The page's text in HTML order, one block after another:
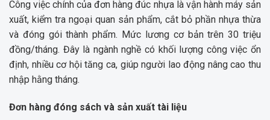
Công việc chính của đơn hàng đúc nhựa là vận hành máy sản
xuất, kiểm tra ngoại quan sản phẩm, cắt bỏ phần nhựa thừa
và đóng gói thành phẩm. Mức lương cơ bản trên 30 triệu
đồng/tháng. Đây là ngành nghề có khối lượng công việc ổn
định, nhiều cơ hội tăng ca, giúp người lao động nâng cao thu
nhập hằng tháng.
Đơn hàng đóng sách và sản xuất tài liệu